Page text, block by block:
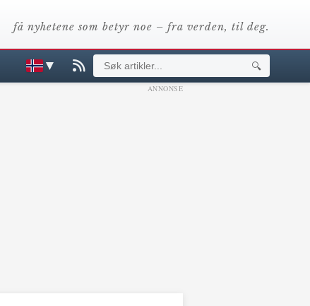
få nyhetene som betyr noe – fra verden, til deg.
▼ 🔍
ANNONSE